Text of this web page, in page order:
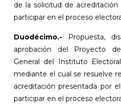
de la solicitud de
participar en el proceso
Duodécimo.- Propuesta,
aprobación del Proyecto
General del Instituto
mediante el cual se resuelve
acreditación presentada por
participar en el proceso